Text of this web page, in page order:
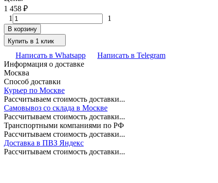
1 458 ₽
1
1
В корзину
Купить в 1 клик
Написать в Whatsapp
Написать в Telegram
Информация о доставке
Москва
Способ доставки
Курьер по Москве
Рассчитываем стоимость доставки...
Самовывоз со склада в Москве
Рассчитываем стоимость доставки...
Транспортными компаниями по РФ
Рассчитываем стоимость доставки...
Доставка в ПВЗ Яндекс
Рассчитываем стоимость доставки...